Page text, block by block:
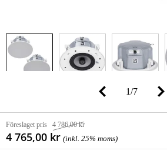
1/7
Föreslaget pris 4 786,00 kr
4 765,00 kr (inkl. 25% moms)